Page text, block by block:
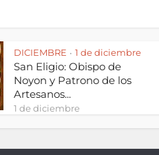
DICIEMBRE • 1 de diciembre
San Eligio: Obispo de
Noyon y Patrono de los
Artesanos...
1 de diciembre